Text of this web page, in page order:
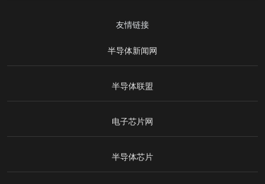
友情链接
半导体新闻网
半导体联盟
电子芯片网
半导体芯片